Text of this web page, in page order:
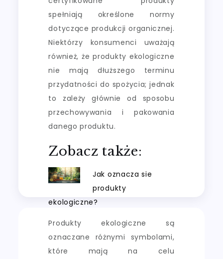
spełniają określone normy
dotyczące produkcji organicznej.
Niektórzy konsumenci uważają
również, że produkty ekologiczne
nie mają dłuższego terminu
przydatności do spożycia; jednak
to zależy głównie od sposobu
przechowywania i pakowania
danego produktu.
Zobacz także:
Jak oznacza sie
produkty
ekologiczne?
Produkty ekologiczne są
oznaczane różnymi symbolami,
które mają na celu